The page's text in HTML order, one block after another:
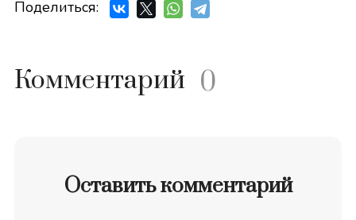
Поделиться:
Комментарий 0
Оставить комментарий